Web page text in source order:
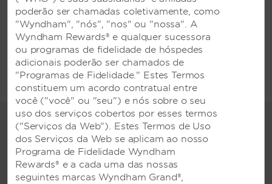
Academia
Tênis
Traslado Do
Aeroporto/local
Business Center
Compras/loja De
Presentes
Comodidades de luxo e
entretenimento
Visite nossa joalheria local ou o
spa com serviço completo
poderão ser chamadas coletivamente, como
"Wyndham", "nós", "nos" ou "nossa". A
Wyndham Rewards® e qualquer sucessora
ou programas de fidelidade de hóspedes
adicionais poderão ser chamados de
"Programas de Fidelidade." Estes Termos
constituem um acordo contratual entre
você ("você" ou "seu") e nós sobre o seu
uso dos serviços cobertos por esses termos
("Serviços da Web"). Estes Termos de Uso
dos Serviços da Web se aplicam ao nosso
Programa de Fidelidade Wyndham
Rewards® e a cada uma das nossas
seguintes marcas Wyndham Grand®,